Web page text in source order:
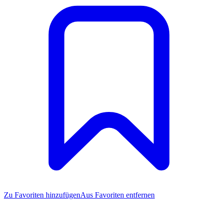
Zu Favoriten hinzufügenAus Favoriten entfernen